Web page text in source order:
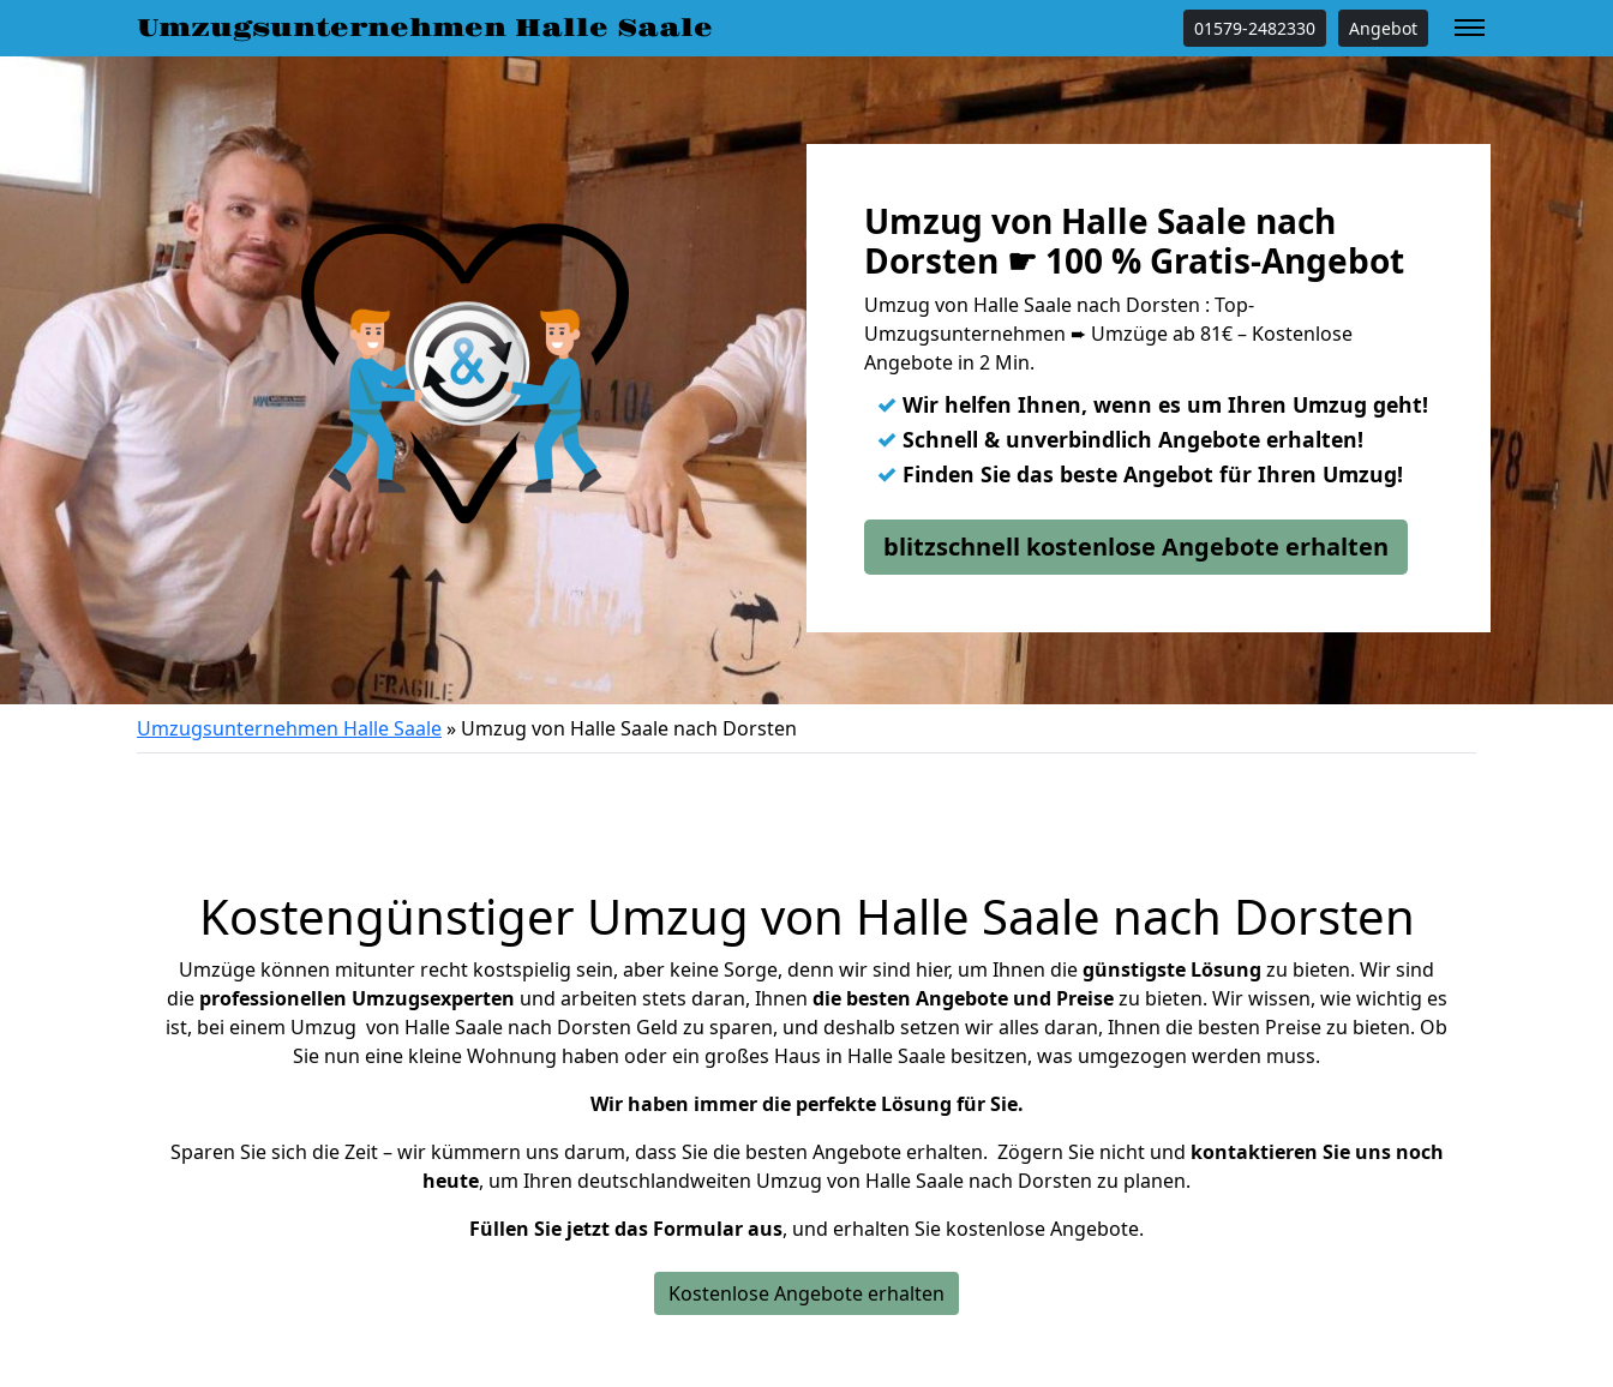
Umzugsunternehmen Halle Saale 01579-2482330 Angebot
Umzug von Halle Saale nach
Dorsten ☛ 100 % Gratis-Angebot
Umzug von Halle Saale nach Dorsten : Top-
Umzugsunternehmen ➨ Umzüge ab 81€ – Kostenlose
Angebote in 2 Min.
✓ Wir helfen Ihnen, wenn es um Ihren Umzug geht!
✓ Schnell & unverbindlich Angebote erhalten!
✓ Finden Sie das beste Angebot für Ihren Umzug!
blitzschnell kostenlose Angebote erhalten
Umzugsunternehmen Halle Saale» Umzug von Halle Saale nach Dorsten
Kostengünstiger Umzug von Halle Saale nach Dorsten
Umzüge können mitunter recht kostspielig sein, aber keine Sorge, denn wir sind hier, um Ihnen diegünstigste Lösung zu bieten. Wir sind
die professionellen Umzugsexperten und arbeiten stets daran, Ihnen die besten Angebote und Preisezu bieten. Wir wissen, wie wichtig es
ist, bei einem Umzug von Halle Saale nach Dorsten Geld zu sparen, und deshalb setzen wir alles daran, Ihnen die besten Preise zu bieten. Ob
Sie nun eine kleine Wohnung haben oder ein großes Haus in Halle Saale besitzen, was umgezogen werden muss.
Wir haben immer die perfekte Lösung für Sie.
Sparen Sie sich die Zeit – wir kümmern uns darum, dass Sie die besten Angebote erhalten. Zögern Sie nicht und kontaktieren Sie uns noch
heute, um Ihren deutschlandweiten Umzug von Halle Saale nach Dorsten zu planen.
Füllen Sie jetzt das Formular aus, und erhalten Sie kostenlose Angebote.
Kostenlose Angebote erhalten